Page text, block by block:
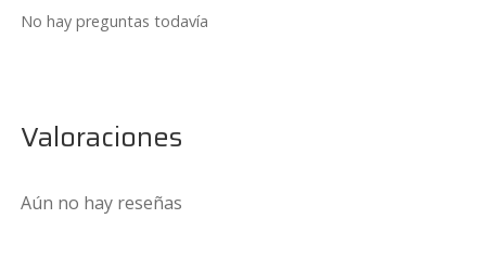
No hay preguntas todavía
Valoraciones
Aún no hay reseñas